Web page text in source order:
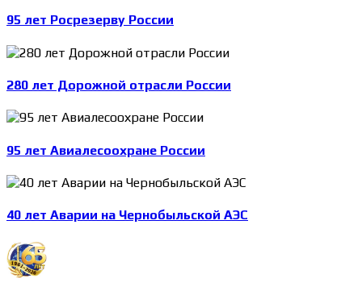
95 лет Росрезерву России
280 лет Дорожной отрасли России
95 лет Авиалесоохране России
40 лет Аварии на Чернобыльской АЭС